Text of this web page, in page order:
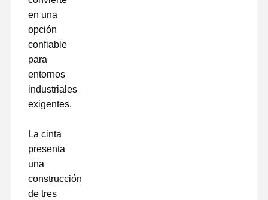
Película de silicona
Película de acrílico
Cintas perforadas
Película protectora azul
Cintas industriales
en una
opción
confiable
para
entornos
industriales
exigentes.
La cinta
presenta
una
construcción
de tres